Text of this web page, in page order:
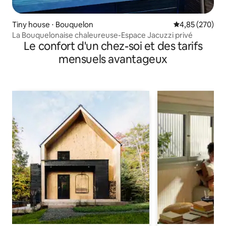
Tiny house ⋅ Bouquelon Évaluation
4,85 (270)
La Bouquelonaise chaleureuse-Espace Jacuzzi privé
Le confort d'un chez-soi et des tarifs
mensuels avantageux